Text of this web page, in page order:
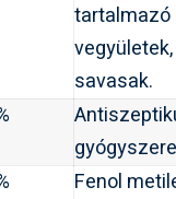
tartalmazó
savasak.
Fenol